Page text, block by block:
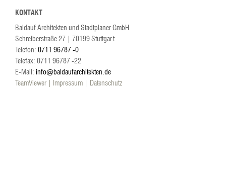
KONTAKT
Baldauf Architekten und Stadtplaner GmbH
Schreiberstraße 27| 70199Stuttgart
Telefon: 0711 96787 -0
Telefax: 0711 96787 -22
E-Mail: info@baldaufarchitekten.de
TeamViewer
Impressum Datenschutz